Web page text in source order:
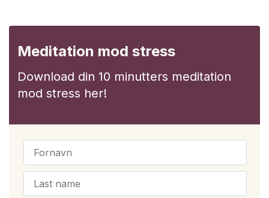
Meditation mod stress
Download din 10 minutters meditation
mod stress her!